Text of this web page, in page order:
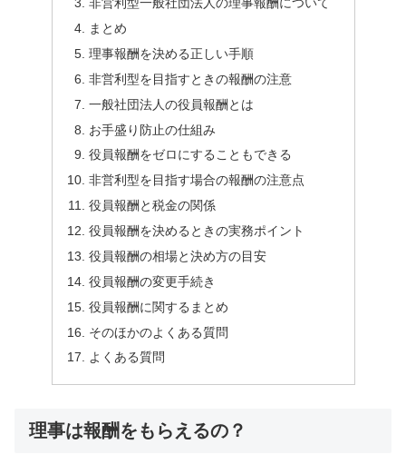
まとめ
理事報酬を決める正しい手順
非営利型を目指すときの報酬の注意
一般社団法人の役員報酬とは
お手盛り防止の仕組み
役員報酬をゼロにすることもできる
非営利型を目指す場合の報酬の注意点
役員報酬と税金の関係
役員報酬を決めるときの実務ポイント
役員報酬の相場と決め方の目安
役員報酬の変更手続き
役員報酬に関するまとめ
そのほかのよくある質問
よくある質問
理事は報酬をもらえるの？